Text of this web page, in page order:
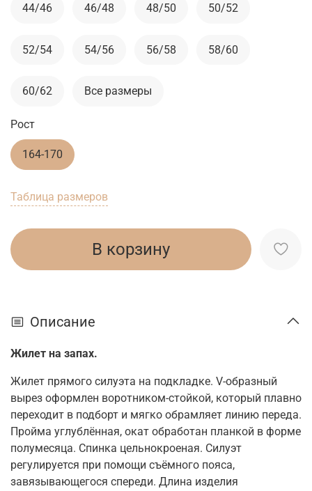
Таблица размеров
В корзину
44/46 46/48 48/50 50/52
52/54 54/56 56/58 58/60
60/62 Все размеры
Рост
164-170
Описание
Жилет на запах.
Жилет прямого силуэта на подкладке. V-образный
вырез оформлен воротником-стойкой, который плавно
переходит в подборт и мягко обрамляет линию переда.
Пройма углублённая, окат обработан планкой в форме
полумесяца. Спинка цельнокроеная. Силуэт
регулируется при помощи съёмного пояса,
завязывающегося спереди. Длина изделия